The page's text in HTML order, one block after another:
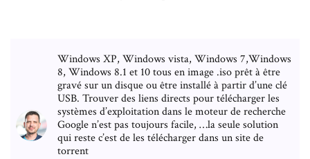
Windows XP, Windows vista, Windows 7,Windows
8, Windows 8.1 et 10 tous en image .iso prêt à être
gravé sur un disque ou être installé à partir d’une clé
USB. Trouver des liens directs pour télécharger les
systèmes d’exploitation dans le moteur de recherche
Google n’est pas toujours facile, …la seule solution
qui reste c’est de les télécharger dans un site de
torrent